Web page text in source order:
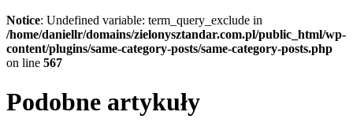
Notice: Undefined variable: term_query_exclude in
/home/daniellr/domains/zielonysztandar.com.pl/public_html/wp-
content/plugins/same-category-posts/same-category-posts.php
on line 567
Podobne artykuły